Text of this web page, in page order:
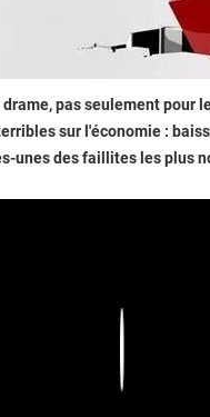
pas seulement pour
sur l'économie :
unes des faillites les plus